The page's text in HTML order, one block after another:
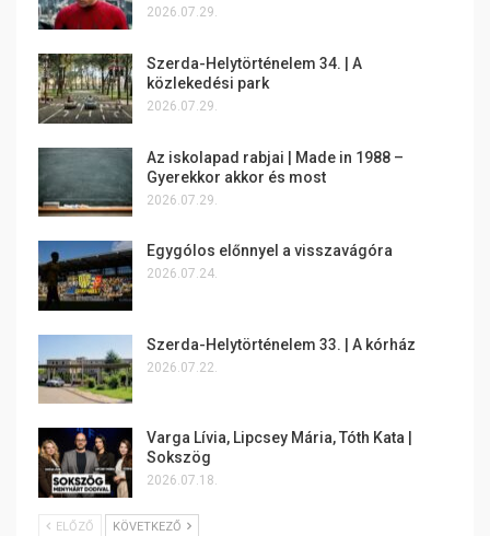
2026.07.29.
Szerda-Helytörténelem 34. | A
közlekedési park
2026.07.29.
Az iskolapad rabjai | Made in 1988 –
Gyerekkor akkor és most
2026.07.29.
Egygólos előnnyel a visszavágóra
2026.07.24.
Szerda-Helytörténelem 33. | A kórház
2026.07.22.
Varga Lívia, Lipcsey Mária, Tóth Kata |
Sokszög
2026.07.18.
ELŐZŐ KÖVETKEZŐ